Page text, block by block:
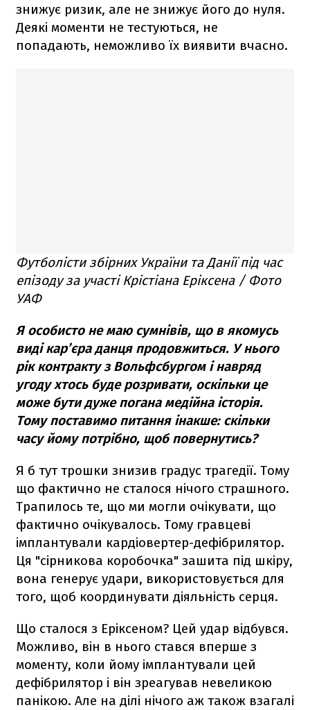
знижує ризик, але не знижує його до нуля.
Деякі моменти не тестуються, не
попадають, неможливо їх виявити вчасно.
Футболісти збірних України та Данії під час
епізоду за участі Крістіана Еріксена / Фото
УАФ
Я особисто не маю сумнівів, що в якомусь
виді кар’єра данця продовжиться. У нього
рік контракту з Вольфсбургом і навряд
угоду хтось буде розривати, оскільки це
може бути дуже погана медійна історія.
Тому поставимо питання інакше: скільки
часу йому потрібно, щоб повернутись?
Я б тут трошки знизив градус трагедії. Тому
що фактично не сталося нічого страшного.
Трапилось те, що ми могли очікувати, що
фактично очікувалось. Тому гравцеві
імплантували кардіовертер-дефібрилятор.
Ця "сірникова коробочка" зашита під шкіру,
вона генерує удари, використовується для
того, щоб координувати діяльність серця.
Що сталося з Еріксеном? Цей удар відбувся.
Можливо, він в нього стався вперше з
моменту, коли йому імплантували цей
дефібрилятор і він зреагував невеликою
панікою. Але на ділі нічого аж також взагалі